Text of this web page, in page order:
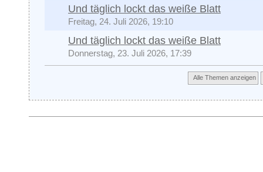
Und täglich lockt das weiße Blatt
Freitag, 24. Juli 2026, 19:10
Und täglich lockt das weiße Blatt
Donnerstag, 23. Juli 2026, 17:39
Alle Themen anzeigen